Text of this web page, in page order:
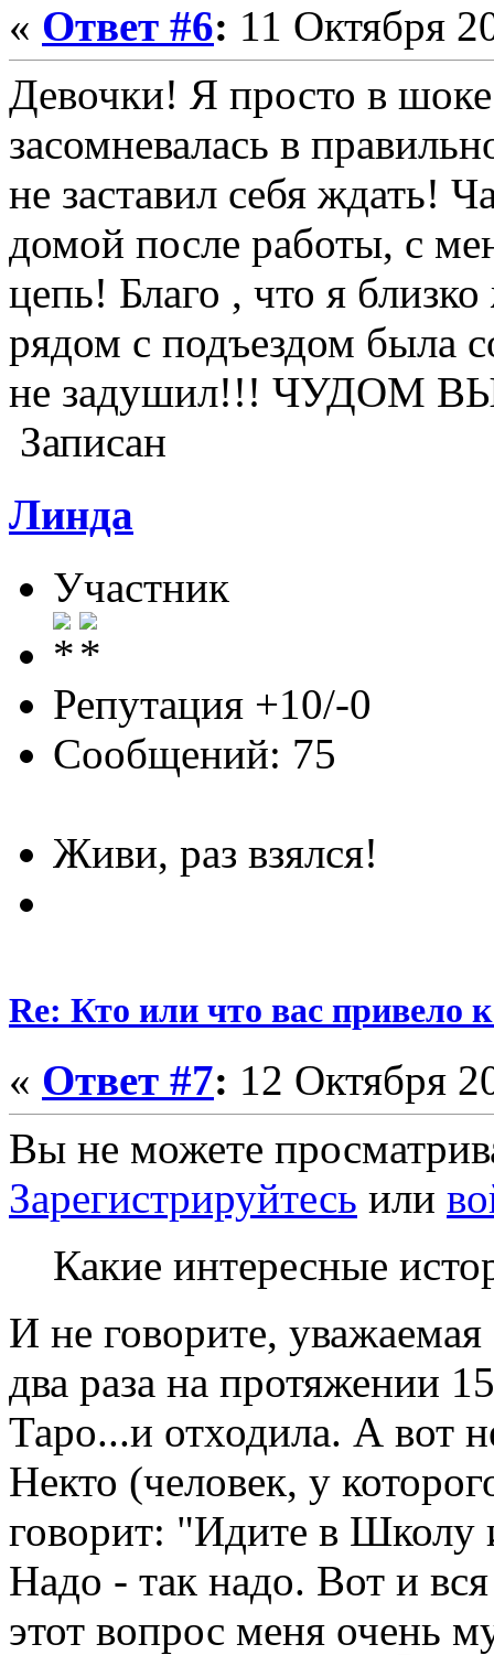
« Ответ #6: 11 Октября
Девочки! Я просто в
засомневалась в
не заставил себя ждать!
домой после работы, с
цепь! Благо , что я
рядом с подъездом была
не задушил!!! ЧУДОМ
Записан
Линда
Участник
Репутация +10/-0
Сообщений: 75
Живи, раз взялся!
Re: Кто или что вас привело
« Ответ #7: 12 Октября
Вы не можете
Зарегистрируйтесь или
Какие интересные
И не говорите,
два раза на протяжении
Таро...и отходила. А вот
Некто (человек, у
говорит: "Идите в Школу
Надо - так надо. Вот и
этот вопрос меня очень